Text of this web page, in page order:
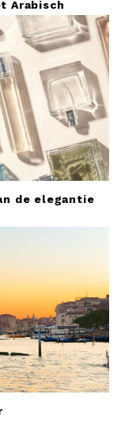
Arabisch
de elegantie